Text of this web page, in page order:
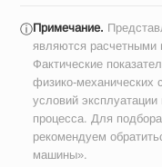
ⓘПримечание.
являются расчетными
Фактические
физико-механических
условий эксплуатации
процесса. Для
рекомендуем
машины».